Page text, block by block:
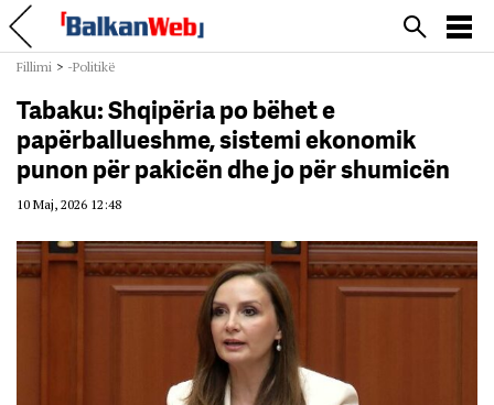
Fillimi > -Politikë
Tabaku: Shqipëria po bëhet e
papërballueshme, sistemi ekonomik
punon për pakicën dhe jo për shumicën
10 Maj, 2026 12:48